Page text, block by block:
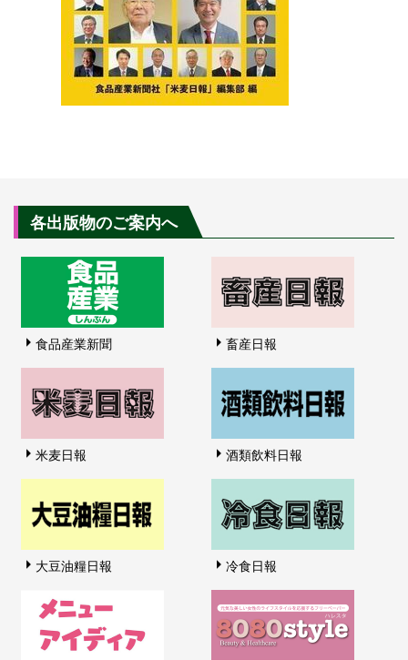
各出版物のご案内へ
食品産業新聞 畜産日報
米麦日報 酒類飲料日報
大豆油糧日報 冷食日報